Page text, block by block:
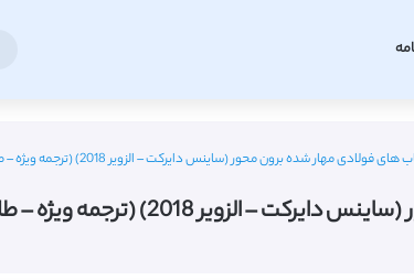
مهار شده برون محور (ساینس دایرکت – الزویر 2018) (ترجمه ویژه – طلایی
2018) (ترجمه ویژه – طلایی